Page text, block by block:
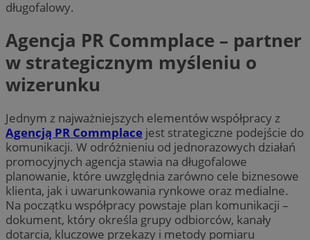
długofalowy.
Agencja PR Commplace – partner
w strategicznym myśleniu o
wizerunku
Jednym z najważniejszych elementów współpracy z
Agencją PR Commplace jest strategiczne podejście do
komunikacji. W odróżnieniu od jednorazowych działań
promocyjnych agencja stawia na długofalowe
planowanie, które uwzględnia zarówno cele biznesowe
klienta, jak i uwarunkowania rynkowe oraz medialne.
Na początku współpracy powstaje plan komunikacji –
dokument, który określa grupy odbiorców, kanały
dotarcia, kluczowe przekazy i metody pomiaru